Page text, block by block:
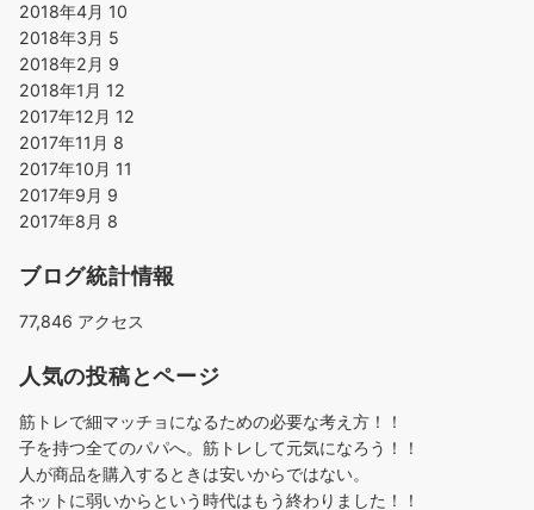
2018年4月 10
2018年3月 5
2018年2月 9
2018年1月 12
2017年12月 12
2017年11月 8
2017年10月 11
2017年9月 9
2017年8月 8
ブログ統計情報
77,846 アクセス
人気の投稿とページ
筋トレで細マッチョになるための必要な考え方！！
子を持つ全てのパパへ。筋トレして元気になろう！！
人が商品を購入するときは安いからではない。
ネットに弱いからという時代はもう終わりました！！